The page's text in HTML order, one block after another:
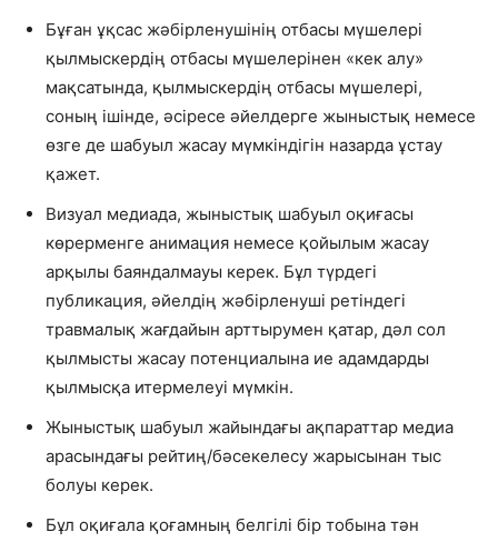
Бұған ұқсас жәбірленушінің отбасы мүшелері
қылмыскердің отбасы мүшелерінен «кек алу»
мақсатында, қылмыскердің отбасы мүшелері,
соның ішінде, әсіресе әйелдерге жыныстық немесе
өзге де шабуыл жасау мүмкіндігін назарда ұстау
қажет.
Визуал медиада, жыныстық шабуыл оқиғасы
көрерменге анимация немесе қойылым жасау
арқылы баяндалмауы керек. Бұл түрдегі
публикация, әйелдің жәбірленуші ретіндегі
травмалық жағдайын арттырумен қатар, дәл сол
қылмысты жасау потенциалына ие адамдарды
қылмысқа итермелеуі мүмкін.
Жыныстық шабуыл жайындағы ақпараттар медиа
арасындағы рейтиң/бәсекелесу жарысынан тыс
болуы керек.
Бұл оқиғала қоғамның белгілі бір тобына тән